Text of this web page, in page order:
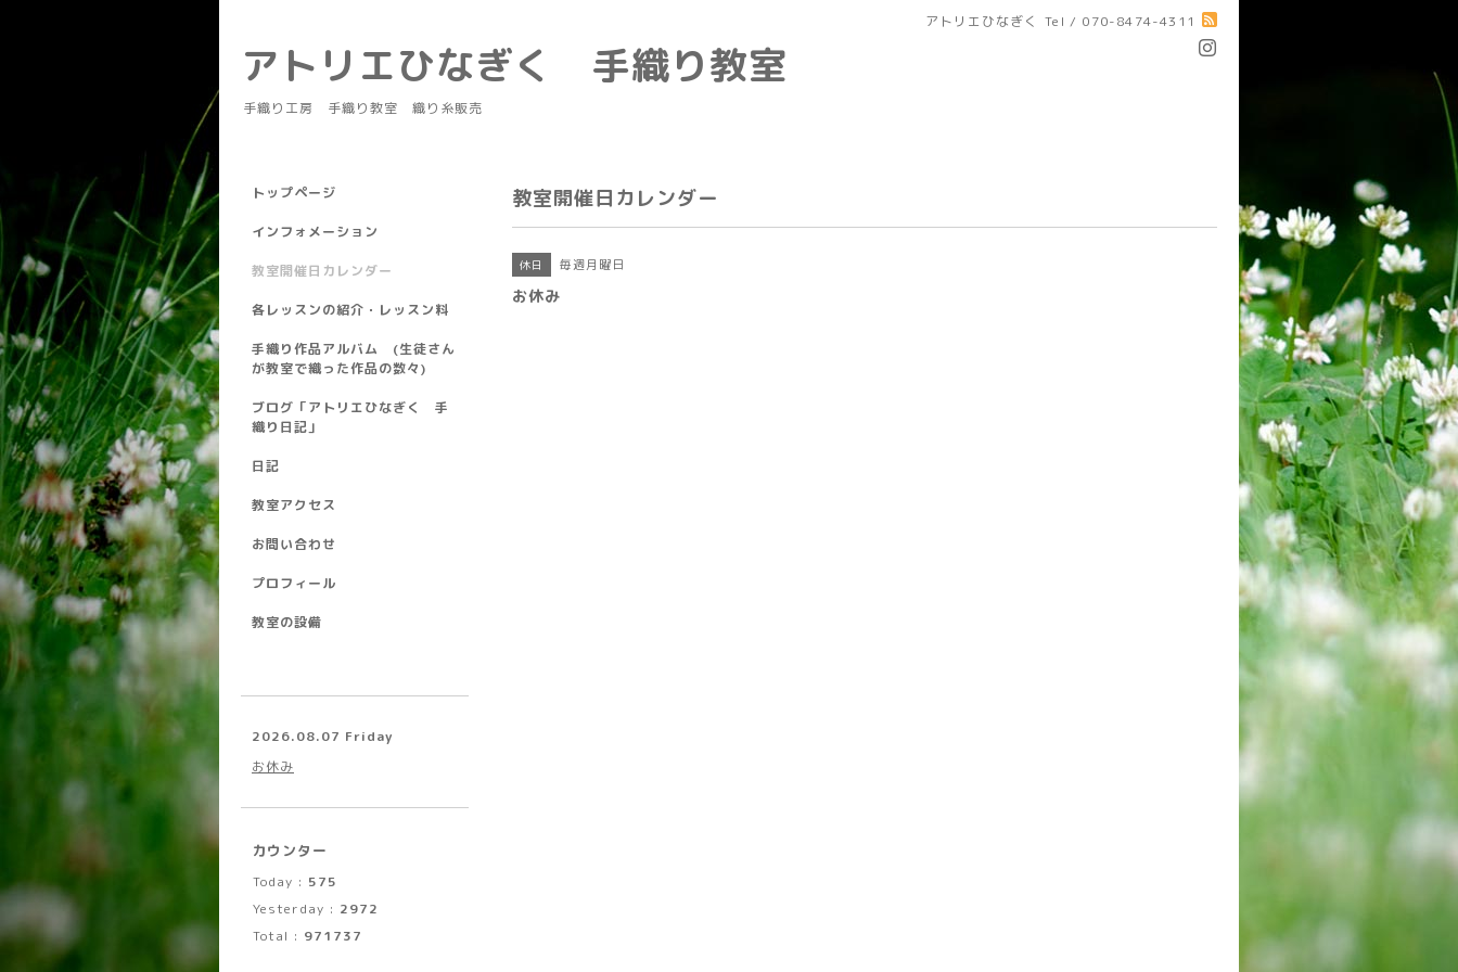
アトリエひなぎく Tel / 070-8474-4311
アトリエひなぎく 手織り教室
手織り工房 手織り教室 織り糸販売
教室開催日カレンダー
休日 毎週月曜日
お休み
トップページ
インフォメーション
教室開催日カレンダー
各レッスンの紹介・レッスン料
手織り作品アルバム (生徒さん
が教室で織った作品の数々)
ブログ「アトリエひなぎく 手
織り日記」
日記
教室アクセス
お問い合わせ
プロフィール
教室の設備
2026.08.07 Friday
お休み
カウンター
Today : 575
Yesterday : 2972
Total : 971737